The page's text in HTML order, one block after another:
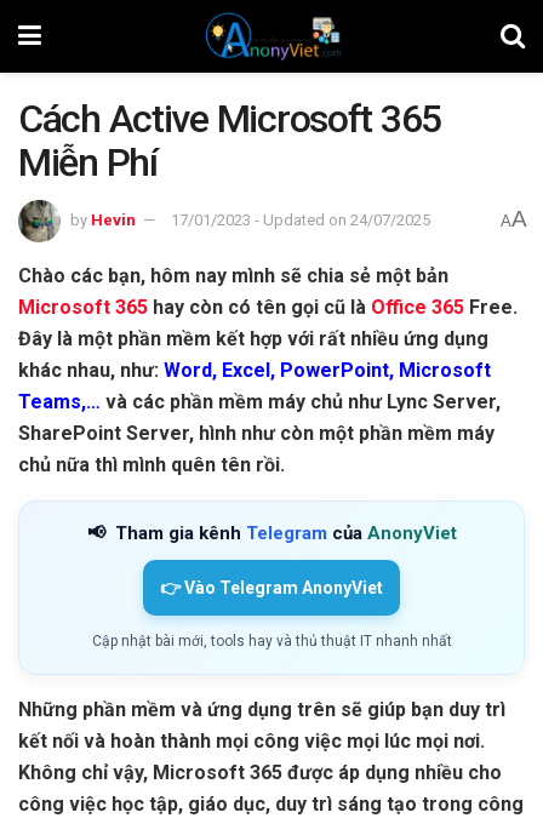
Cách Active Microsoft 365
Miễn Phí
by Hevin 17/01/2023 - Updated on 24/07/2025 AA
Chào các bạn, hôm nay mình sẽ chia sẻ một bản
Microsoft 365 hay còn có tên gọi cũ là Office 365 Free.
Đây là một phần mềm kết hợp với rất nhiều ứng dụng
khác nhau, như: Word, Excel, PowerPoint, Microsoft
Teams,… và các phần mềm máy chủ như Lync Server,
SharePoint Server, hình như còn một phần mềm máy
chủ nữa thì mình quên tên rồi.
📢 Tham gia kênh Telegram của AnonyViet
👉 Vào Telegram AnonyViet
Cập nhật bài mới, tools hay và thủ thuật IT nhanh nhất
Những phần mềm và ứng dụng trên sẽ giúp bạn duy trì
kết nối và hoàn thành mọi công việc mọi lúc mọi nơi.
Không chỉ vậy, Microsoft 365 được áp dụng nhiều cho
công việc học tập, giáo dục, duy trì sáng tạo trong công